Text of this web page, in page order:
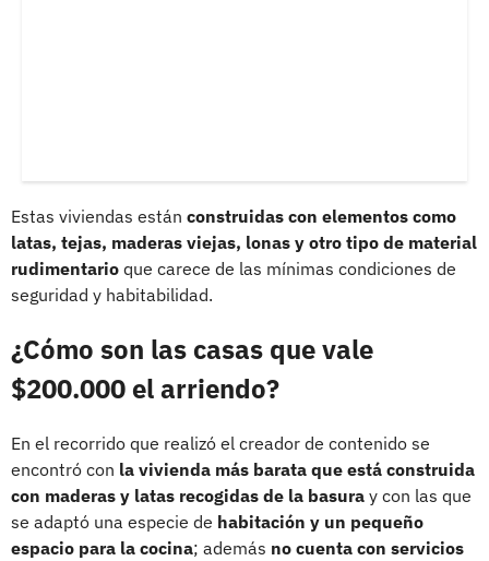
Estas viviendas están construidas con elementos como
latas, tejas, maderas viejas, lonas y otro tipo de material
rudimentario que carece de las mínimas condiciones de
seguridad y habitabilidad.
¿Cómo son las casas que vale
$200.000 el arriendo?
En el recorrido que realizó el creador de contenido se
encontró con la vivienda más barata que está construida
con maderas y latas recogidas de la basura y con las que
se adaptó una especie de habitación y un pequeño
espacio para la cocina; además no cuenta con servicios